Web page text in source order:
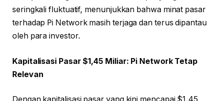
seringkali fluktuatif, menunjukkan bahwa minat pasar
terhadap Pi Network masih terjaga dan terus dipantau
oleh para investor.
Kapitalisasi Pasar $1,45 Miliar: Pi Network Tetap
Relevan